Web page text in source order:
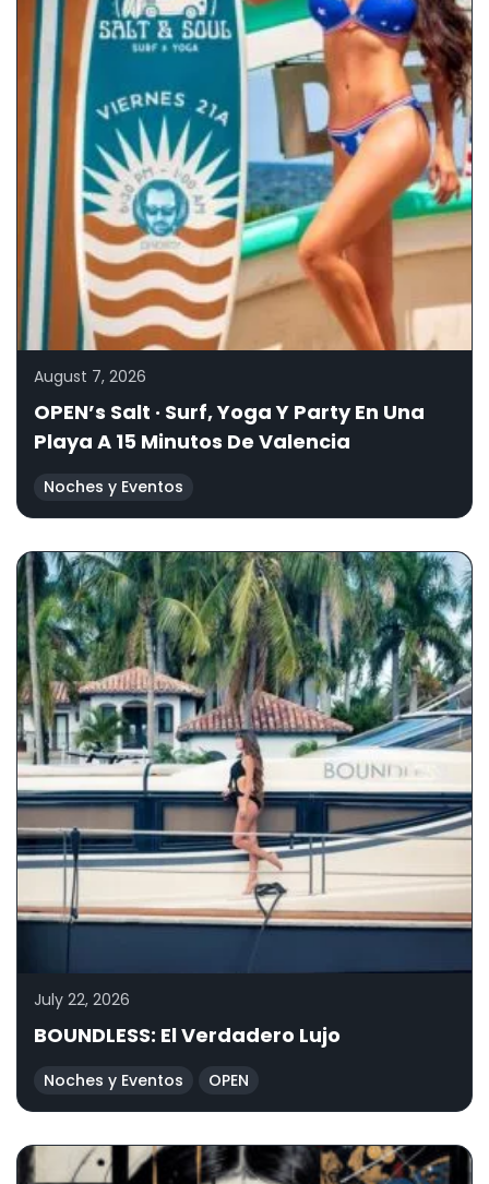
August 7, 2026
OPEN’s Salt · Surf, Yoga Y Party En Una
Playa A 15 Minutos De Valencia
Noches y Eventos
July 22, 2026
BOUNDLESS: El Verdadero Lujo
Noches y Eventos OPEN